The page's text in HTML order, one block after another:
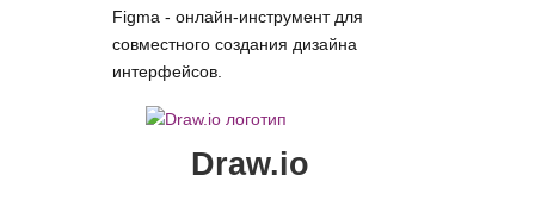
Figma - онлайн-инструмент для
совместного создания дизайна
интерфейсов.
Draw.io